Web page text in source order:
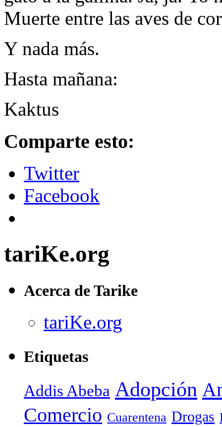
Muerte entre las aves de
Y nada más.
Hasta mañana:
Kaktus
Comparte esto:
Twitter
Facebook
tariKe.org
Acerca de Tarike
tariKe.org
Etiquetas
Addis Abeba Adopción
Comercio Cuarentena Drogas